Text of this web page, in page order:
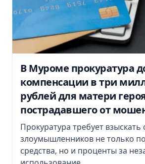
В Муроме прокуратура
компенсации в три
рублей для матери
пострадавшего от
Прокуратура требует взыскать
злоумышленников не только
средства, но и проценты за